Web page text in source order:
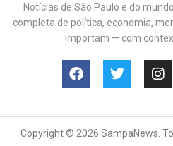
Notícias de São Paulo e do
completa de política, economia,
importam — com
Copyright © 2026 SampaNews.